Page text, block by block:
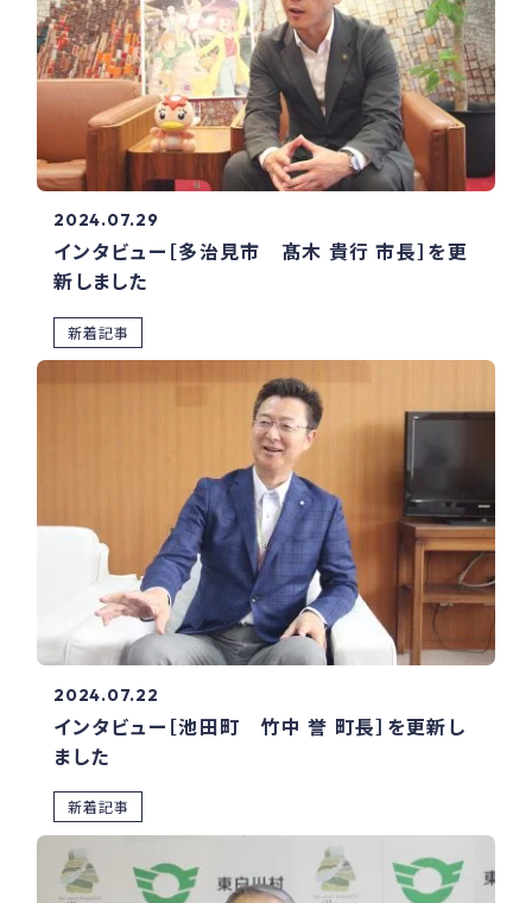
2024.07.29
インタビュー［多治見市 髙木 貴行 市長］を更
新しました
新着記事
2024.07.22
インタビュー［池田町 竹中 誉 町長］を更新し
ました
新着記事